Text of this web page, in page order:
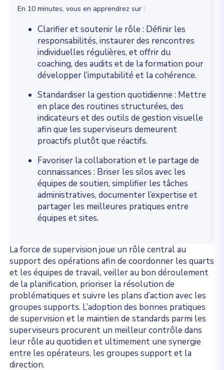
En 10 minutes, vous en apprendrez sur :
Clarifier et soutenir le rôle : Définir les
responsabilités, instaurer des rencontres
individuelles régulières, et offrir du
coaching, des audits et de la formation pour
développer l’imputabilité et la cohérence.
Standardiser la gestion quotidienne : Mettre
en place des routines structurées, des
indicateurs et des outils de gestion visuelle
afin que les superviseurs demeurent
proactifs plutôt que réactifs.
Favoriser la collaboration et le partage de
connaissances : Briser les silos avec les
équipes de soutien, simplifier les tâches
administratives, documenter l’expertise et
partager les meilleures pratiques entre
équipes et sites.
La force de supervision joue un rôle central au
support des opérations afin de coordonner les quarts
et les équipes de travail, veiller au bon déroulement
de la planification, prioriser la résolution de
problématiques et suivre les plans d’action avec les
groupes supports. L’adoption des bonnes pratiques
de supervision et le maintien de standards parmi les
superviseurs procurent un meilleur contrôle dans
leur rôle au quotidien et ultimement une synergie
entre les opérateurs, les groupes support et la
direction.